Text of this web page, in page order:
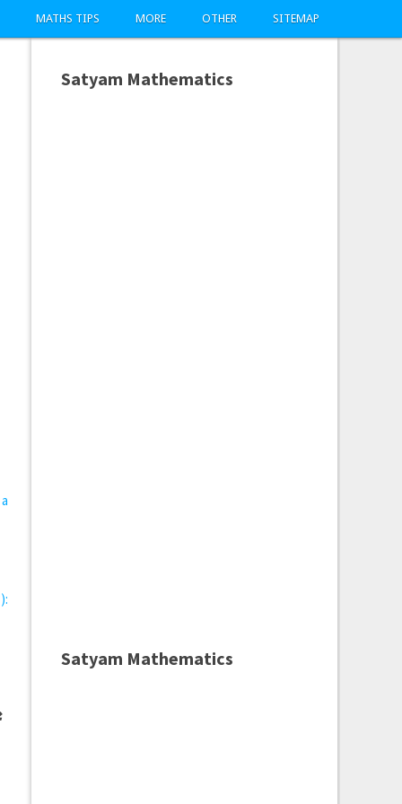
MATHS TIPS MORE OTHER SITEMAP
Satyam Mathematics
Satyam Mathematics